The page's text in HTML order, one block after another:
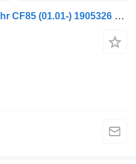
Flexible de climatisation Behr CF85 (01.01-) 1905326 1925727 pour tracteur routier DAF LF45, LF55, LF180, CF65, CF75, CF85 (2001-)